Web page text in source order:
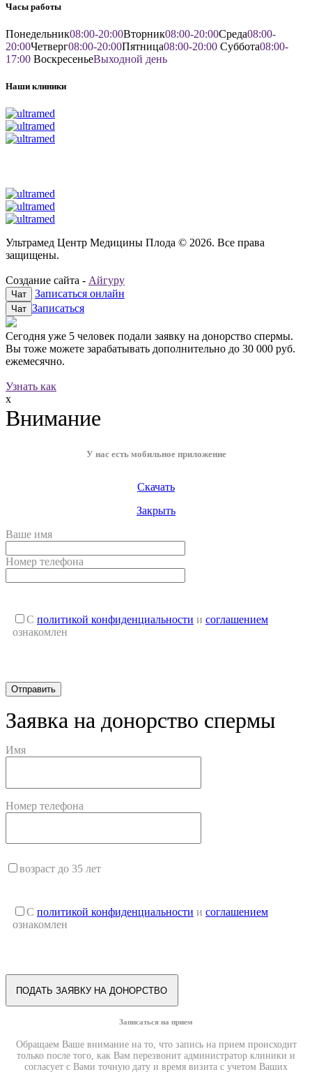
Часы работы
Понедельник08:00-20:00Вторник08:00-20:00Среда08:00-
20:00Четверг08:00-20:00Пятница08:00-20:00 Суббота08:00-
17:00 ВоскресеньеВыходной день
Наши клиники
Ультрамед Центр Медицины Плода © 2026. Все права
защищены.
Создание сайта - Айгуру
Чат Записаться онлайн
Чат Записаться
Сегодня уже 5 человек подали заявку на донорство спермы.
Вы тоже можете зарабатывать дополнительно до 30 000 руб.
ежемесячно.
Узнать как
x
Внимание
У нас есть мобильное приложение
Скачать
Закрыть
Ваше имя
Номер телефона
С политикой конфиденциальности и соглашением
ознакомлен
Заявка на донорство спермы
Имя
Номер телефона
возраст до 35 лет
С политикой конфиденциальности и соглашением
ознакомлен
Записаться на прием
Обращаем Ваше внимание на то, что запись на прием происходит
только после того, как Вам перезвонит администратор клиники и
согласует с Вами точную дату и время визита с учетом Ваших